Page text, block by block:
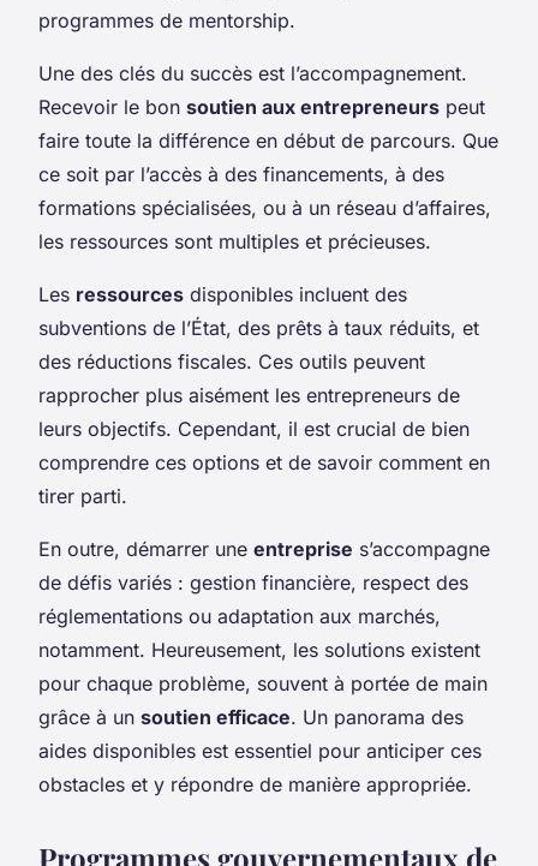
programmes de mentorship.
Une des clés du succès est l’accompagnement.
Recevoir le bon soutien aux entrepreneurs peut
faire toute la différence en début de parcours. Que
ce soit par l’accès à des financements, à des
formations spécialisées, ou à un réseau d’affaires,
les ressources sont multiples et précieuses.
Les ressources disponibles incluent des
subventions de l’État, des prêts à taux réduits, et
des réductions fiscales. Ces outils peuvent
rapprocher plus aisément les entrepreneurs de
leurs objectifs. Cependant, il est crucial de bien
comprendre ces options et de savoir comment en
tirer parti.
En outre, démarrer une entreprise s’accompagne
de défis variés : gestion financière, respect des
réglementations ou adaptation aux marchés,
notamment. Heureusement, les solutions existent
pour chaque problème, souvent à portée de main
grâce à un soutien efficace. Un panorama des
aides disponibles est essentiel pour anticiper ces
obstacles et y répondre de manière appropriée.
Programmes gouvernementaux de